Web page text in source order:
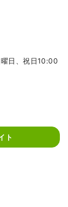
日、祝日10:00
ト